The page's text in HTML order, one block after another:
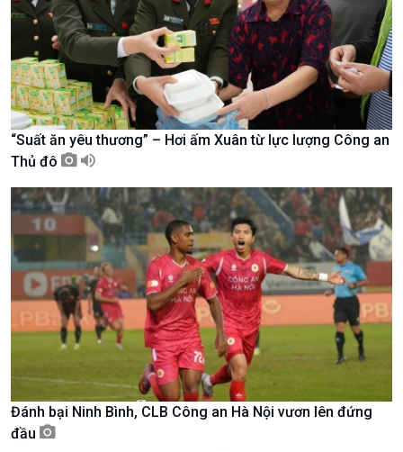
Nam
Xã hội
Tin Đời sống & Xã hội
360 độ Sức khỏe
Chuyển đổi Xanh
Tài nguyên và Môi trường
Chuyên gia của bạn
Khoa học & Công nghệ
Tin Khoa học & Công nghệ
Kết nối công nghệ
Sống chung với biến đổi
“Suất ăn yêu thương” – Hơi ấm Xuân từ lực lượng Công an
Thủ đô
Đánh bại Ninh Bình, CLB Công an Hà Nội vươn lên đứng
đầu